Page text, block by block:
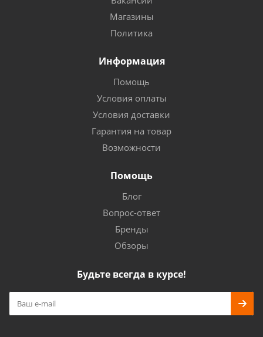
Магазины
Политика
Информация
Помощь
Условия оплаты
Условия доставки
Гарантия на товар
Возможности
Помощь
Блог
Вопрос-ответ
Бренды
Обзоры
Будьте всегда в курсе!